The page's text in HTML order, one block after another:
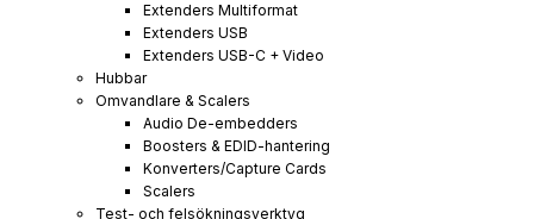
Extenders Multiformat
Extenders USB
Extenders USB-C + Video
Hubbar
Omvandlare & Scalers
Audio De-embedders
Boosters & EDID-hantering
Konverters/Capture Cards
Scalers
Test- och felsökningsverktyg